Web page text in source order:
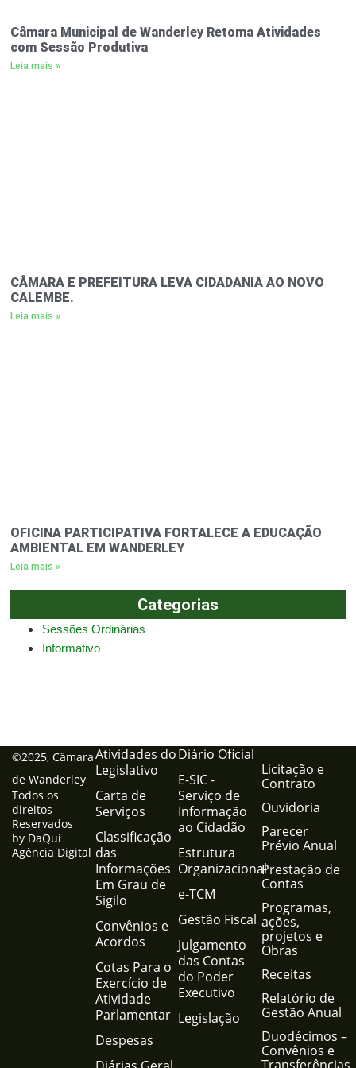
Categorias
Sessões Ordinárias
Informativo
Câmara Municipal de Wanderley Retoma Atividades
com Sessão Produtiva
Leia mais »
CÂMARA E PREFEITURA LEVA CIDADANIA AO NOVO
CALEMBE.
Leia mais »
OFICINA PARTICIPATIVA FORTALECE A EDUCAÇÃO
AMBIENTAL EM WANDERLEY
Leia mais »
©2025, Câmara
de Wanderley
Todos os
direitos
Reservados
by DaQui
Agência Digital
Atividades do
Legislativo
Carta de
Serviços
Classificação
das
Informações
Em Grau de
Sigilo
Convênios e
Acordos
Cotas Para o
Exercício de
Atividade
Parlamentar
Despesas
Diário Oficial
E-SIC -
Serviço de
Informação
ao Cidadão
Estrutura
Organizacional
e-TCM
Gestão Fiscal
Julgamento
das Contas
do Poder
Executivo
Legislação
Licitação e
Contrato
Ouvidoria
Parecer
Prévio Anual
Prestação de
Contas
Programas,
ações,
projetos e
Obras
Receitas
Relatório de
Gestão Anual
Duodécimos –
Convênios e